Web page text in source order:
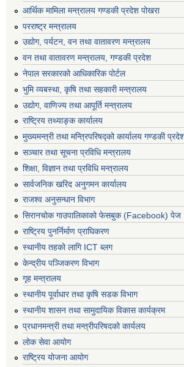
आर्थिक मामिला मन्त्रालय गण्डकी प्रदेश पोखरा
परराष्ट्र मन्त्रालय
उद्योग, पर्यटन, वन तथा वातावरण मन्त्रालय
वन तथा वातावरण मन्त्रालय, गण्डकी प्रदेश
नेपाल सरकारको आधिकारिक पोर्टल
भुमि व्यबस्था, कृषि तथा सहकारी मन्त्रालय
उद्योग, वाणिज्य तथा आपूर्ति मन्त्रालय
राष्ट्रिय तथ्याङ्क कार्यालय
मुख्यमन्त्री तथा मन्त्रिपरिषद्को कार्यालय गण्डकी
सञ्‍चार तथा सूचना प्रविधि मन्त्रालय
शिक्षा, विज्ञान तथा प्रविधि मन्त्रालय
सार्वजनिक खरिद अनुगमन कार्यालय
राजश्व अनुसन्धान विभाग
सिरानचोक गाउपालिकाको फेसबुक (Facebook) पेज
राष्ट्रिय पुनर्निर्माण प्राघिकरण
स्थानीय तहको लागि ICT ब्लग
केन्द्रीय पञ्जिकरण विभाग
गृह मन्त्रालय
स्थानीय पूर्वाधार तथा कृषि सडक विभाग
स्थानीय शासन तथा सामुदायिक विकास कार्यक्रम
प्रधानमन्त्री तथा मन्त्रीपरिषदको कार्यलय
लोक सेवा आयोग
राष्ट्रिय योजना आयोग